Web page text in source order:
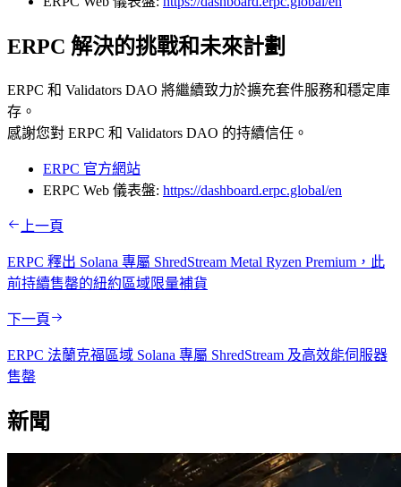
ERPC 解決的挑戰和未來計劃
ERPC 和 Validators DAO 將繼續致力於擴充套件服務和穩定庫
存。
感謝您對 ERPC 和 Validators DAO 的持續信任。
ERPC 官方網站
ERPC Web 儀表盤: https://dashboard.erpc.global/en
上一頁
ERPC 釋出 Solana 專屬 ShredStream Metal Ryzen Premium，此
前持續售罄的紐約區域限量補貨
下一頁
ERPC 法蘭克福區域 Solana 專屬 ShredStream 及高效能伺服器
售罄
新聞